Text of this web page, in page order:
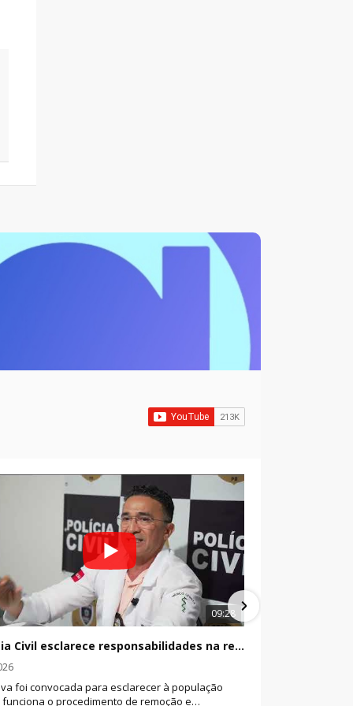
09:28
Polícia Civil esclarece responsabilidades na remoção de pessoas em óbito
foi convocada para esclarecer à população
funciona o procedimento de remoção e